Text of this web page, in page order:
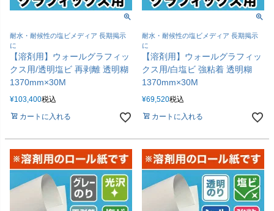
耐水・耐候性の塩ビメディア 長期掲示
に
【溶剤用】ウォールグラフィッ
クス用/透明塩ビ 再剥離 透明糊
1370mm×30M
¥103,400税込
カートに入れる
耐水・耐候性の塩ビメディア 長期掲示
に
【溶剤用】ウォールグラフィッ
クス用/白塩ビ 強粘着 透明糊
1370mm×30M
¥69,520税込
カートに入れる